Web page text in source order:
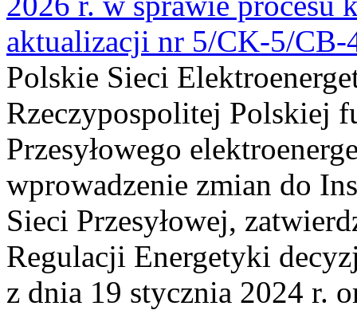
aktualizacji nr 5/CK-5/CB-
Polskie Sieci
Rzeczypospolitej Polskiej
Przesyłowego
wprowadzenie zmian do
Sieci Przesyłowej,
Regulacji Energetyki
z dnia 19 stycznia 2024 r.